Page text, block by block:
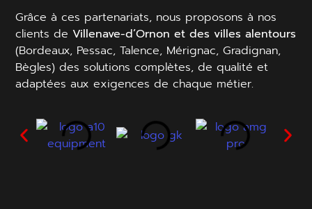
Grâce à ces partenariats, nous proposons à nos
clients de Villenave-d’Ornon et des villes alentours
(Bordeaux, Pessac, Talence, Mérignac, Gradignan,
Bègles) des solutions complètes, de qualité et
adaptées aux exigences de chaque métier.